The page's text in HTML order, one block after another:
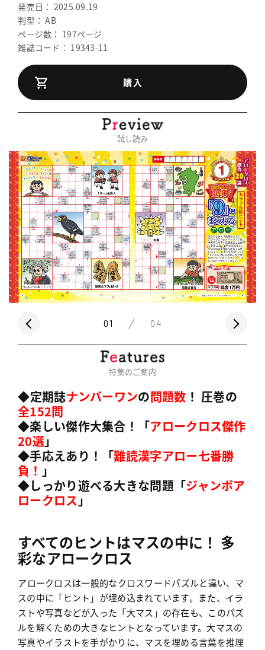
発売日： 2025.09.19
判型： AB
ページ数： 197ページ
雑誌コード： 19343-11
購入
試し読み
01 04
特集のご案内
◆定期誌ナンバーワンの問題数 ！ 圧巻の
全152問
◆楽しい傑作大集合！「アロークロス傑作
20選」
◆手応えあり！「難読漢字アロー七番勝
負！ 」
◆しっかり遊べる大きな問題「ジャンボア
ロークロス 」
すべてのヒントはマスの中に！ 多
彩なアロークロス
アロークロスは一般的なクロスワードパズルと違い、マ
スの中に「ヒント」が埋め込まれています。また、イラ
ストや写真などが入った「大マス」の存在も、このパズ
ルを解くための大きなヒントとなっています。大マスの
写真やイラストを手がかりに、マスを埋める言葉を推理